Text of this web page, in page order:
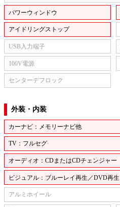
パワーウィンドウ
アイドリングストップ
USB入力端子
100V電源
センターデフロック
外装・内装
カーナビ：メモリーナビ他
TV：フルセグ
オーディオ：CDまたはCDチェンジャー
ビジュアル：ブルーレイ再生／DVD再生
アルミホイール